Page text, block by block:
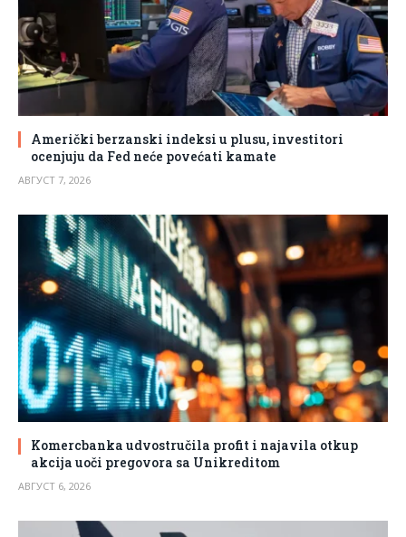
Američki berzanski indeksi u plusu, investitori
ocenjuju da Fed neće povećati kamate
АВГУСТ 7, 2026
Komercbanka udvostručila profit i najavila otkup
akcija uoči pregovora sa Unikreditom
АВГУСТ 6, 2026